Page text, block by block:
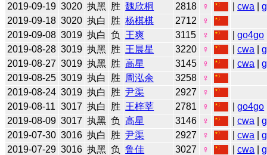
2019-09-19 3020 执黑 胜 魏欣桐 2818 ♀ |cwa |
2019-09-18 3020 执白 胜 杨棋棋 2712
♀
2019-09-08 3019 执白 负 王爽 3115 ♀ |go4go
2019-08-28 3019 执黑 胜 王晨星 3220 ♀ |cwa |
2019-08-27 3019 执黑 胜 高星 3145 ♀ |cwa |
2019-08-25 3019 执白 胜 周泓余 3258
♀
2019-08-24 3019 执白 胜 尹渠 2927
♀
2019-08-11 3017 执白 胜 王梓莘 2781 ♀ |go4go
2019-08-09 3017 执黑 负 高星 3146 ♀ |cwa |
2019-07-30 3016 执白 胜 尹渠 2927 ♀ |cwa |
2019-07-29 3016 执黑 负 鲁佳 3027 ♀ |cwa |